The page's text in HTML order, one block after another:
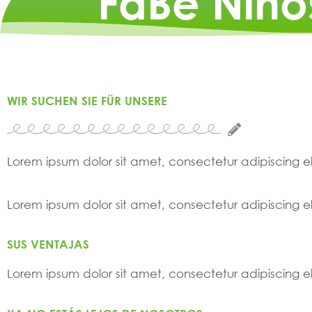
WIR SUCHEN SIE FÜR UNSERE
Lorem ipsum dolor sit amet, consectetur adipiscing
Lorem ipsum dolor sit amet, consectetur adipiscing
SUS VENTAJAS
Lorem ipsum dolor sit amet, consectetur adipiscing